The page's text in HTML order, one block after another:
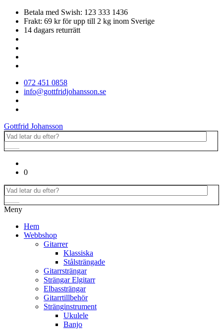
Betala med Swish: 123 333 1436
Frakt: 69 kr för upp till 2 kg inom Sverige
14 dagars returrätt
072 451 0858
info@gottfridjohansson.se
Gottfrid Johansson
0
Meny
Hem
Webbshop
Gitarrer
Klassiska
Stålsträngade
Gitarrsträngar
Strängar Elgitarr
Elbassträngar
Gitarrtillbehör
Stränginstrument
Ukulele
Banjo